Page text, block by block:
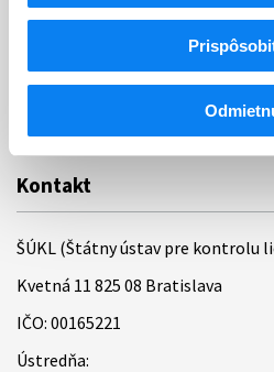
Bankové spojenie
Kontakt
ŠÚKL (Štátny ústav pre kontrolu
Kvetná 11 825 08 Bratislava
IČO: 00165221
Ústredňa: